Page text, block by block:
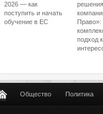
2026 — как
поступить и начать
обучение в ЕС
Право»:
подход
Общество Политика